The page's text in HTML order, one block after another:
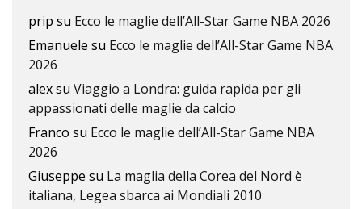
prip su Ecco le maglie dell’All-Star Game NBA 2026
Emanuele su Ecco le maglie dell’All-Star Game NBA
2026
alexsu Viaggio a Londra: guida rapida per gli
appassionati delle maglie da calcio
Franco su Ecco le maglie dell’All-Star Game NBA
2026
Giuseppe su La maglia della Corea del Nord è
italiana, Legea sbarca ai Mondiali 2010